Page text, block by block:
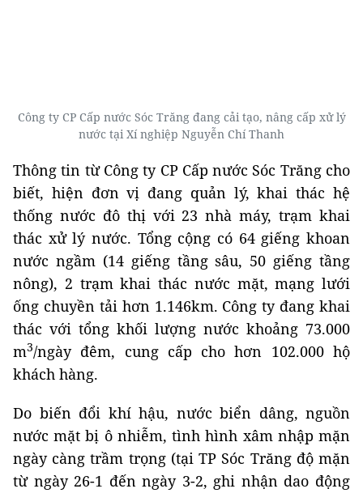
Công ty CP Cấp nước Sóc Trăng đang cải tạo, nâng cấp xử lý
nước tại Xí nghiệp Nguyễn Chí Thanh
Thông tin từ Công ty CP Cấp nước Sóc Trăng cho
biết, hiện đơn vị đang quản lý, khai thác hệ
thống nước đô thị với 23 nhà máy, trạm khai
thác xử lý nước. Tổng cộng có 64 giếng khoan
nước ngầm (14 giếng tầng sâu, 50 giếng tầng
nông), 2 trạm khai thác nước mặt, mạng lưới
ống chuyền tải hơn 1.146km. Công ty đang khai
thác với tổng khối lượng nước khoảng 73.000
m3/ngày đêm, cung cấp cho hơn 102.000 hộ
khách hàng.
Do biến đổi khí hậu, nước biển dâng, nguồn
nước mặt bị ô nhiễm, tình hình xâm nhập mặn
ngày càng trầm trọng (tại TP Sóc Trăng độ mặn
từ ngày 26-1 đến ngày 3-2, ghi nhận dao động